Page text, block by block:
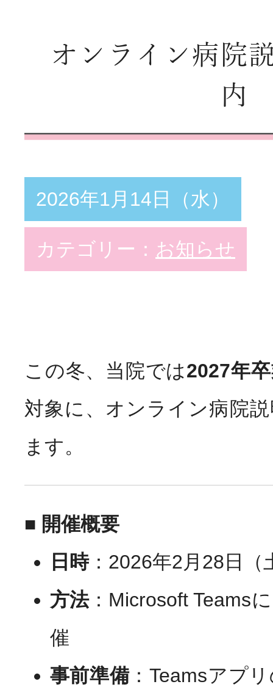
教育体制
教育支援体制
看護部の取り組み
スペシャリスト
病院説明会
お知らせ
オンライン病院
内
2026年1月14日（水）
カテゴリー： お知らせ
この冬、当院では2027年
対象に、オンライン病院
ます。
■ 開催概要
日時：2026年2月28日（
方法：Microsoft Teams
催
事前準備：Teamsアプ